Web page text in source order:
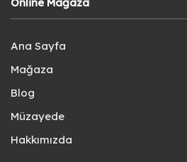
Ana Sayfa
Mağaza
Blog
Müzayede
Hakkımızda